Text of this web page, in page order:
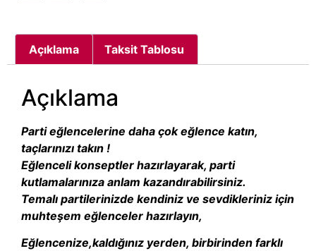
Açıklama Taksit Tablosu
Açıklama
Parti eğlencelerine daha çok eğlence katın,
taçlarınızı takın !
Eğlenceli konseptler hazırlayarak, parti
kutlamalarınıza anlam kazandırabilirsiniz.
Temalı partilerinizde kendiniz ve sevdikleriniz için
muhteşem eğlenceler hazırlayın,
Eğlencenize,kaldığınız yerden, birbirinden farklı